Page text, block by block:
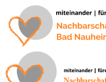
Inhalt
springen